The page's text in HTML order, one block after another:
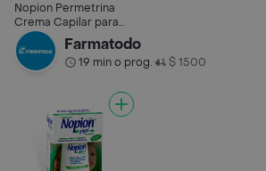
Nopion Permetrina
Crema Capilar para
Piojos Plus (1 %)Farmatodo
19 min o prog.• $ 1500